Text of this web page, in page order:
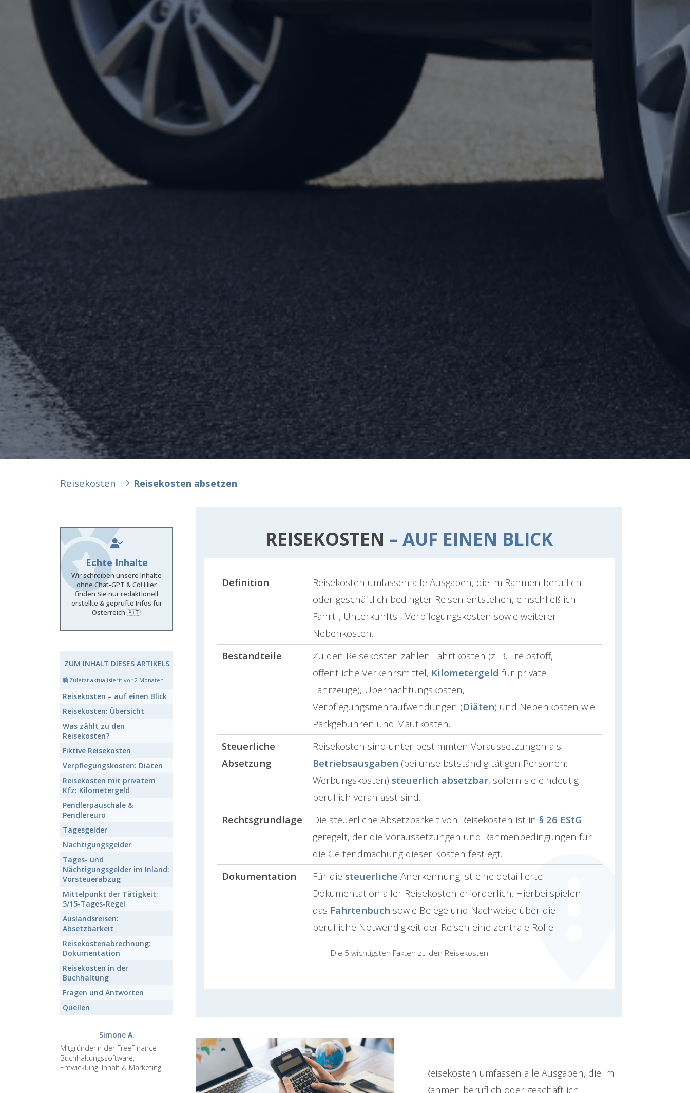
Reisekosten Reisekosten absetzen
Echte Inhalte
Wir schreiben unsere Inhalte
ohne Chat-GPT & Co! Hier
finden Sie nur redaktionell
erstellte & geprüfte Infos für
Österreich 🇦🇹!
ZUM INHALT DIESES ARTIKELS
Zuletzt aktualisiert: vor 2 Monaten
Reisekosten – auf einen Blick
Reisekosten: Übersicht
Was zählt zu den
Reisekosten?
Fiktive Reisekosten
Verpflegungskosten: Diäten
Reisekosten mit privatem
Kfz: Kilometergeld
Pendlerpauschale &
Pendlereuro
Tagesgelder
Nächtigungsgelder
Tages- und
Nächtigungsgelder im Inland:
Vorsteuerabzug
Mittelpunkt der Tätigkeit:
5/15-Tages-Regel
Auslandsreisen:
Absetzbarkeit
Reisekostenabrechnung:
Dokumentation
Reisekosten in der
Buchhaltung
Fragen und Antworten
Quellen
Simone A.
Mitgründerin der FreeFinance
Buchhaltungssoftware,
Entwicklung, Inhalt & Marketing
REISEKOSTEN – AUF EINEN BLICK
Die 5 wichtigsten Fakten zu den Reisekosten
Definition
Reisekosten umfassen alle Ausgaben, die im Rahmen beruflich
oder geschäftlich bedingter Reisen entstehen, einschließlich
Fahrt-, Unterkunfts-, Verpflegungskosten sowie weiterer
Nebenkosten.
Bestandteile
Zu den Reisekosten zählen Fahrtkosten (z. B. Treibstoff,
öffentliche Verkehrsmittel, Kilometergeld für private
Fahrzeuge), Übernachtungskosten,
Verpflegungsmehraufwendungen (Diäten) und Nebenkosten wie
Parkgebühren und Mautkosten.
Steuerliche
Absetzung
Reisekosten sind unter bestimmten Voraussetzungen als
Betriebsausgaben (bei unselbstständig tätigen Personen:
Werbungskosten) steuerlich absetzbar, sofern sie eindeutig
beruflich veranlasst sind.
Rechtsgrundlage
Die steuerliche Absetzbarkeit von Reisekosten ist in § 26 EStG
geregelt, der die Voraussetzungen und Rahmenbedingungen für
die Geltendmachung dieser Kosten festlegt.
Dokumentation
Für die steuerliche Anerkennung ist eine detaillierte
Dokumentation aller Reisekosten erforderlich. Hierbei spielen
das Fahrtenbuch sowie Belege und Nachweise über die
berufliche Notwendigkeit der Reisen eine zentrale Rolle.
Reisekosten umfassen alle Ausgaben, die im
Rahmen beruflich oder geschäftlich